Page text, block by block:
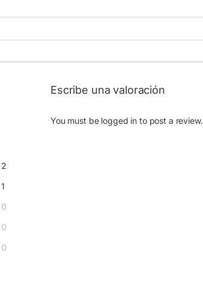
2
1
0
0
0
Escribe una valoración
You must be logged in to post a review.